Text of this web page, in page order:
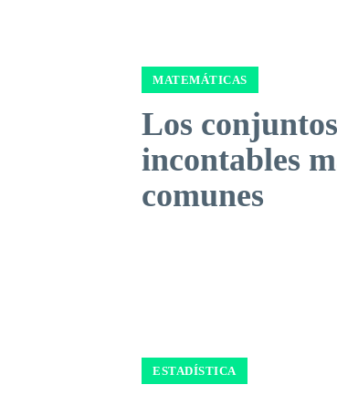
MATEMÁTICAS
Los conjuntos
incontables
comunes
ESTADÍSTICA